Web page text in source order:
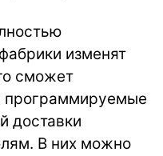
изменят
сможет
программируемые
доставки
В них можно